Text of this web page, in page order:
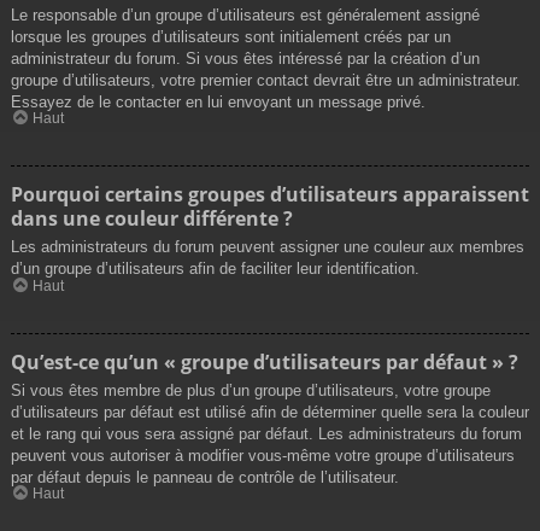
Le responsable d’un groupe d’utilisateurs est généralement assigné
lorsque les groupes d’utilisateurs sont initialement créés par un
administrateur du forum. Si vous êtes intéressé par la création d’un
groupe d’utilisateurs, votre premier contact devrait être un administrateur.
Essayez de le contacter en lui envoyant un message privé.
Haut
Pourquoi certains groupes d’utilisateurs apparaissent
dans une couleur différente ?
Les administrateurs du forum peuvent assigner une couleur aux membres
d’un groupe d’utilisateurs afin de faciliter leur identification.
Haut
Qu’est-ce qu’un « groupe d’utilisateurs par défaut » ?
Si vous êtes membre de plus d’un groupe d’utilisateurs, votre groupe
d’utilisateurs par défaut est utilisé afin de déterminer quelle sera la couleur
et le rang qui vous sera assigné par défaut. Les administrateurs du forum
peuvent vous autoriser à modifier vous-même votre groupe d’utilisateurs
par défaut depuis le panneau de contrôle de l’utilisateur.
Haut